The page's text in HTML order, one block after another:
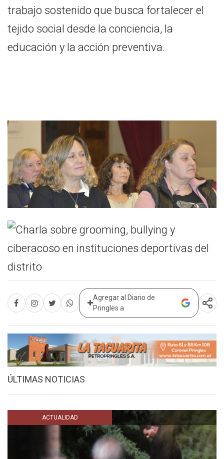
trabajo sostenido que busca fortalecer el
tejido social desde la conciencia, la
educación y la acción preventiva.
Agregar al Diario de
Pringles a
ÚLTIMAS NOTICIAS
ACTUALIDAD